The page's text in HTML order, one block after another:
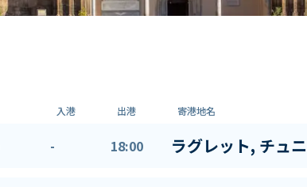
入港 出港 寄港地名
- 18:00 ラグレット, チュ